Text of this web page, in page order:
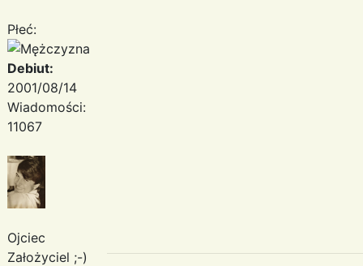
Płeć:
Debiut:
2001/08/14
Wiadomości:
11067
Ojciec
Założyciel ;-)